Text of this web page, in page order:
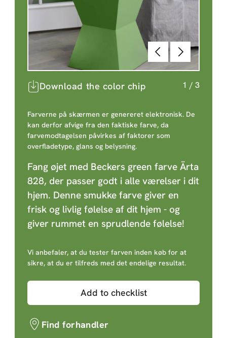
ForrigeNæste
Download the color chip 1 / 3
Farverne på skærmen er genereret elektronisk. De
kan derfor afvige fra den faktiske farve, da
farvemodtagelsen påvirkes af faktorer som
overfladetype, glans og belysning.
Fang øjet med Beckers green farve Ärta
828, der passer godt i alle værelser i dit
hjem. Denne smukke farve giver en
frisk og livlig følelse af dit hjem - og
giver rummet en sprudlende følelse!
Vi anbefaler, at du tester farven inden køb for at
sikre, at du er tilfreds med det endelige resultat.
Add to checklist
Find forhandler